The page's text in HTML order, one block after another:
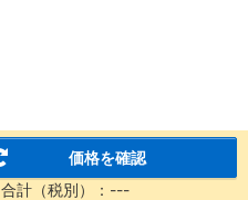
価格を確認
合計（税別）： ---